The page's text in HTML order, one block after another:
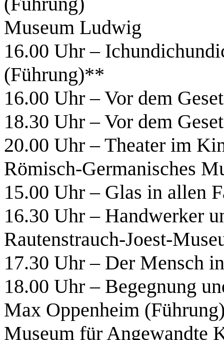
Museum Ludwig
16.00 Uhr –
(Führung)**
16.00 Uhr – Vor dem
18.30 Uhr – Vor dem
20.00 Uhr – Theater im
Römisch-Germanisches
15.00 Uhr – Glas in allen
16.30 Uhr – Handwerker
Rautenstrauch-Joest-
17.30 Uhr – Der Mensch
18.00 Uhr – Begegnung
Max Oppenheim
Museum für Angewandte